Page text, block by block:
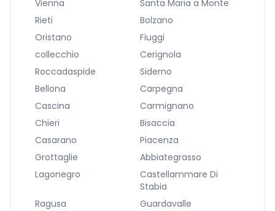
Vienna
Santa Maria a Monte
Rieti
Bolzano
Oristano
Fiuggi
collecchio
Cerignola
Roccadaspide
Siderno
Bellona
Carpegna
Cascina
Carmignano
Chieri
Bisaccia
Casarano
Piacenza
Grottaglie
Abbiategrasso
Lagonegro
Castellammare Di
Stabia
Ragusa
Guardavalle